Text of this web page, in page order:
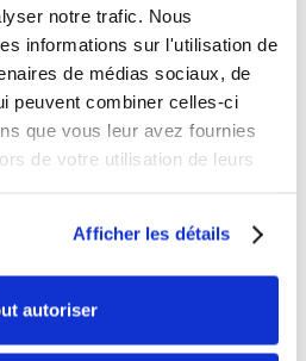
notre trafic. Nous
informations sur l'utilisation de
de médias sociaux, de
peuvent combiner celles-ci
que vous leur avez fournies
de votre utilisation de leurs
Afficher les détails
autoriser
complets